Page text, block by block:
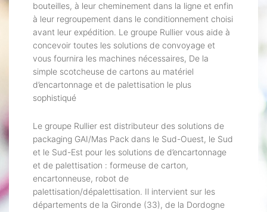
bouteilles, à leur cheminement dans la ligne et enfin
à leur regroupement dans le conditionnement choisi
avant leur expédition. Le groupe Rullier vous aide à
concevoir toutes les solutions de convoyage et
vous fournira les machines nécessaires, De la
simple scotcheuse de cartons au matériel
d’encartonnage et de palettisation le plus
sophistiqué
Le groupe Rullier est distributeur des solutions de
packaging GAI/Mas Pack dans le Sud-Ouest, le Sud
et le Sud-Est pour les solutions de d’encartonnage
et de palettisation : formeuse de carton,
encartonneuse, robot de
palettisation/dépalettisation. Il intervient sur les
départements de la Gironde (33), de la Dordogne